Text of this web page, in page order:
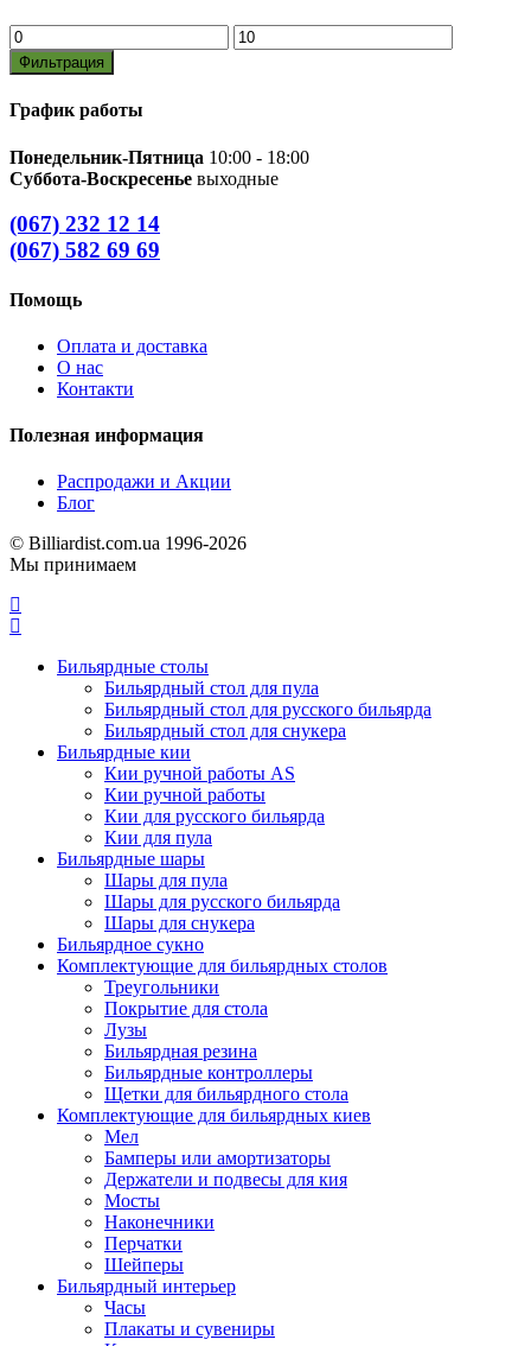
Минимальная
цена
Максимальная
цена
Фильтрация
График работы
Понедельник-Пятница 10:00 - 18:00
Суббота-Воскресенье выходные
(067) 232 12 14
(067) 582 69 69
Помощь
Оплата и доставка
О нас
Контакти
Полезная информация
Распродажи и Акции
Блог
© Billiardist.com.ua 1996-2026
Мы принимаем
Бильярдные столы
Бильярдный стол для пула
Бильярдный стол для русского бильярда
Бильярдный стол для снукера
Бильярдные кии
Кии ручной работы AS
Кии ручной работы
Кии для русского бильярда
Кии для пула
Бильярдные шары
Шары для пула
Шары для русского бильярда
Шары для снукера
Бильярдное сукно
Комплектующие для бильярдных столов
Треугольники
Покрытие для стола
Лузы
Бильярдная резина
Бильярдные контроллеры
Щетки для бильярдного стола
Комплектующие для бильярдных киев
Мел
Бамперы или амортизаторы
Держатели и подвесы для кия
Мосты
Наконечники
Перчатки
Шейперы
Бильярдный интерьер
Часы
Плакаты и сувениры